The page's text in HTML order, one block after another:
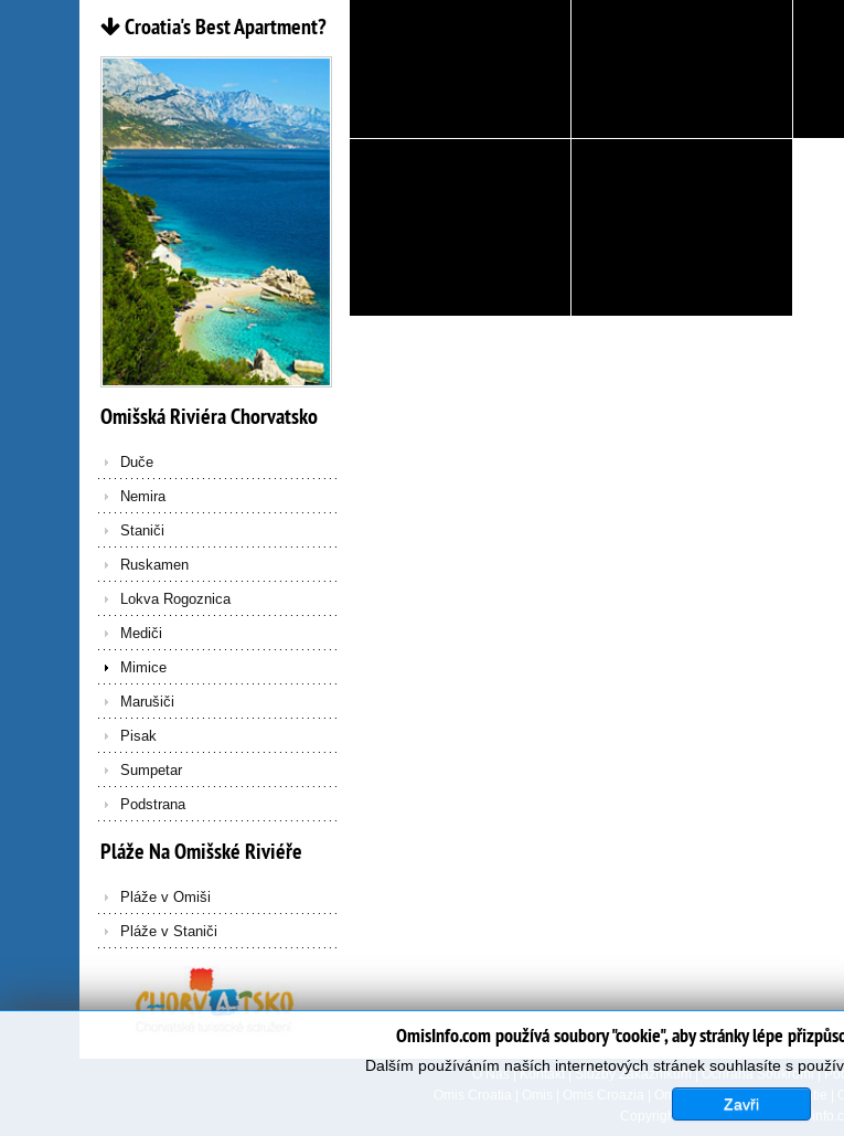
Croatia'sBestApartment?
OmišskáRiviéraChorvatsko
Duče
Nemira
Staniči
Ruskamen
Lokva Rogoznica
Mediči
Mimice
Marušiči
Pisak
Sumpetar
Podstrana
PlážeNaOmišskéRiviéře
Pláže v Omiši
Pláže v Staniči
OmisInfo.com používá soubory "cookie", aby stránky lépe
Dalším používáním naších internetových stránek souhlasíte s
Zavři
O Nas|Kontakt|Služby Zákazníkům|Ochrana Soukromi|
Omis Kroatien|Omis Croatie
Copyright 2006-2023